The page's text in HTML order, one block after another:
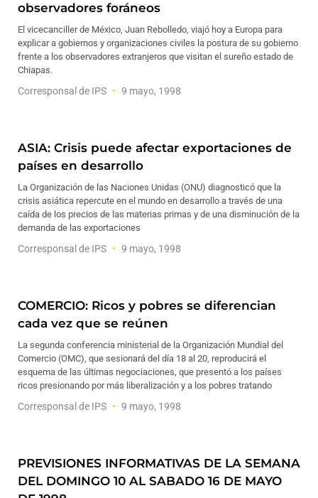
observadores foráneos
El vicecanciller de México, Juan Rebolledo, viajó hoy a Europa para
explicar a gobiernos y organizaciones civiles la postura de su gobierno
frente a los observadores extranjeros que visitan el sureño estado de
Chiapas.
Corresponsal de IPS 9 mayo, 1998
ASIA: Crisis puede afectar exportaciones de
países en desarrollo
La Organización de las Naciones Unidas (ONU) diagnosticó que la
crisis asiática repercute en el mundo en desarrollo a través de una
caída de los precios de las materias primas y de una disminución de la
demanda de las exportaciones
Corresponsal de IPS 9 mayo, 1998
COMERCIO: Ricos y pobres se diferencian
cada vez que se reúnen
La segunda conferencia ministerial de la Organización Mundial del
Comercio (OMC), que sesionará del día 18 al 20, reproducirá el
esquema de las últimas negociaciones, que presentó a los países
ricos presionando por más liberalización y a los pobres tratando
Corresponsal de IPS 9 mayo, 1998
PREVISIONES INFORMATIVAS DE LA SEMANA
DEL DOMINGO 10 AL SABADO 16 DE MAYO